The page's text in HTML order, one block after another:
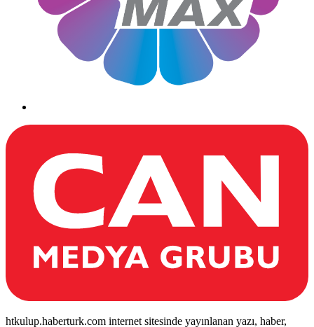
htkulup.haberturk.com internet sitesinde yayınlanan yazı, haber,